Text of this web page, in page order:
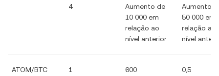
4
Aumento de
10 000 em
relação ao
nível anterior
Aumento
50 000 em
relação ao
nível
ATOM/BTC 1 600 0,5